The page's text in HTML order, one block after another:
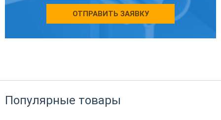
ОТПРАВИТЬ ЗАЯВКУ
Популярные товары